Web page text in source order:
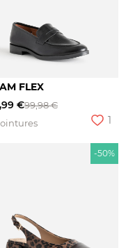
FLEX
€99,98 €
1
-50%